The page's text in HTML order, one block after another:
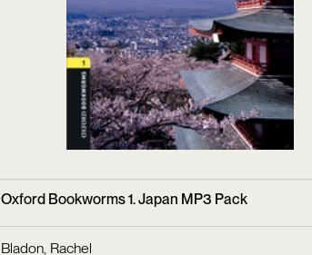
Oxford Bookworms 1. Japan MP3 Pack
Bladon, Rachel